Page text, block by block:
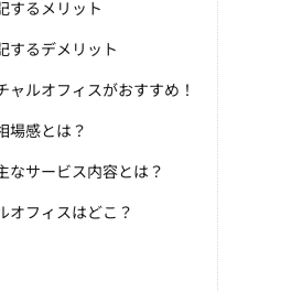
するメリット
するデメリット
ルオフィスがおすすめ！
場感とは？
なサービス内容とは？
オフィスはどこ？